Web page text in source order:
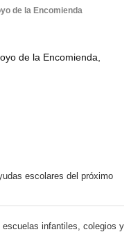
de la Encomienda
de la Encomienda,
escolares del próximo
escuelas infantiles, colegios y